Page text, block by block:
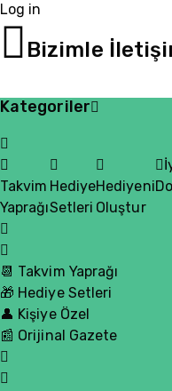
Log in
Bizimle
Kategoriler
Takvim
Yaprağı
Hediye
Setleri
Hediyeni
Oluştur
📆 Takvim Yaprağı
🎁 Hediye Setleri
👤 Kişiye Özel
📰 Orijinal Gazete